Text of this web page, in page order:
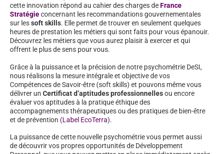
cette innovation répond au cahier des charges deFrance
Stratégieconcernant les recommandations gouvernementales
sur lessoft skills. Elle permet de trouver en seulement quelques
heures de prestation les métiers qui sont faits pour vous épanouir.
Découvrez les métiers que vous aurez plaisir à exercer et qui
offrent le plus de sens pour vous.
Grâce à la puissance et la précision de notre psychométrie DeSI,
nous réalisons la mesure intégrale et objective de vos
Compétences de Savoir-être (soft skills) et pouvons même vous
délivrer un Certificat d’aptitudes professionnellesou encore
évaluer vos aptitudes à la pratique éthique des
accompagnements thérapeutiques ou des pratiques de bien-être
et de prévention (Label EcoTerra).
La puissance de cette nouvelle psychométrie vous permet aussi
de découvrir vos propres opportunités de Développement